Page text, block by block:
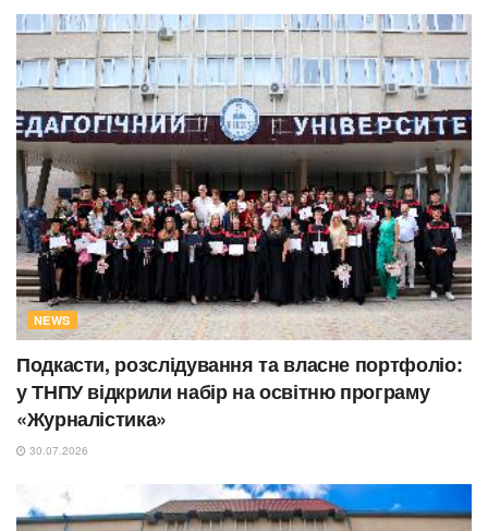
NEWS
Подкасти, розслідування та власне портфоліо:
у ТНПУ відкрили набір на освітню програму
«Журналістика»
30.07.2026